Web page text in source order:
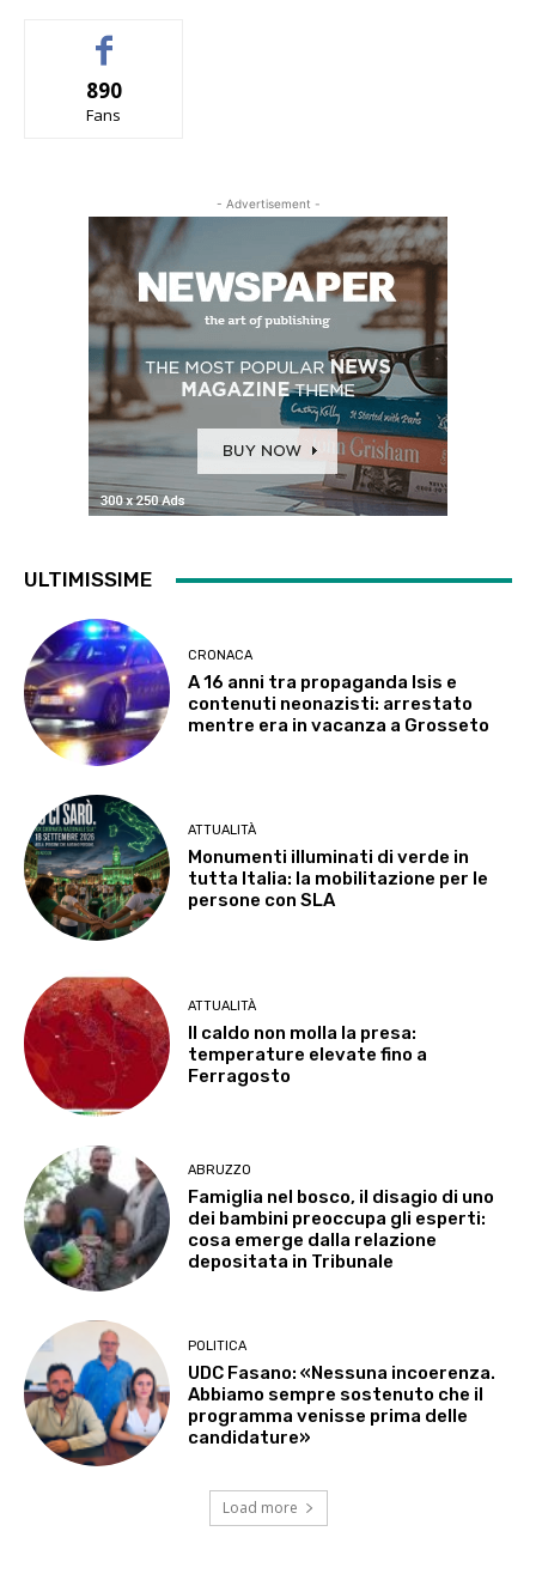
890
Fans
- Advertisement -
ULTIMISSIME
CRONACA
A 16 anni tra propaganda Isis e
contenuti neonazisti: arrestato
mentre era in vacanza a Grosseto
ATTUALITÀ
Monumenti illuminati di verde in
tutta Italia: la mobilitazione per le
persone con SLA
ATTUALITÀ
Il caldo non molla la presa:
temperature elevate fino a
Ferragosto
ABRUZZO
Famiglia nel bosco, il disagio di uno
dei bambini preoccupa gli esperti:
cosa emerge dalla relazione
depositata in Tribunale
POLITICA
UDC Fasano: «Nessuna incoerenza.
Abbiamo sempre sostenuto che il
programma venisse prima delle
candidature»
Load more